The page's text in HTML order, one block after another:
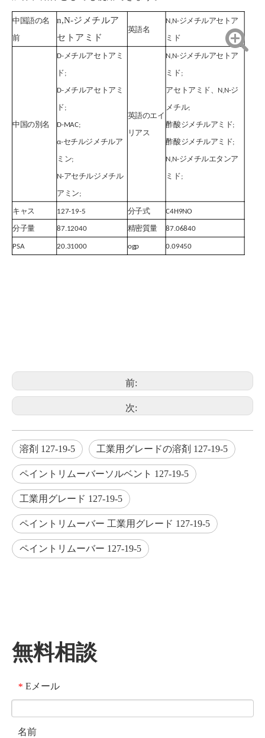
中国語の名
前
n,N-ジメチルア
セトアミド
英語名
N,N-ジメチルアセトア
ミド
中国の別名
D-メチルアセトアミ
ド;
D-メチルアセトアミ
ド;
D-MAC;
α-セチルジメチルア
ミン;
N-アセチルジメチル
アミン;
英語のエイ
リアス
N,N-ジメチルアセトア
ミド;
アセトアミド、N,N-ジ
メチル;
酢酸ジメチルアミド;
酢酸ジメチルアミド;
N,N-ジメチルエタンア
ミド;
キャス 127-19-5 分子式 C4H9NO
分子量 87.12040 精密質量 87.06840
PSA 20.31000 ogp 0.09450
前:
次:
溶剤 127-19-5 工業用グレードの溶剤 127-19-5
ペイントリムーバーソルベント 127-19-5
工業用グレード 127-19-5
ペイントリムーバー 工業用グレード 127-19-5
ペイントリムーバー 127-19-5
無料相談
* Eメール
名前